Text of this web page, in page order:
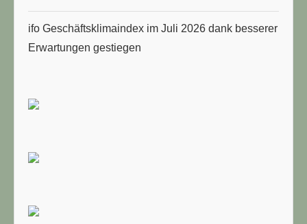
ifo Geschäftsklimaindex im Juli 2026 dank besserer
Erwartungen gestiegen